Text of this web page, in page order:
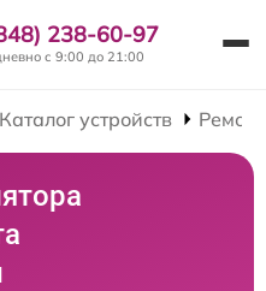
238-60-97
с 9:00 до 21:00
Каталог устройств